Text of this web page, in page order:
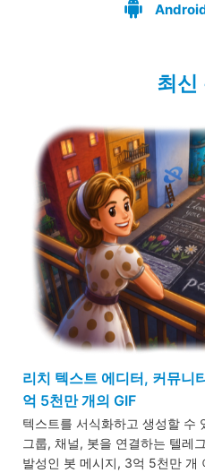
최신
리치 텍스트 에디터, 커뮤니
억 5천만 개의 GIF
텍스트를 서식화하고 생성할 수
그룹, 채널, 봇을 연결하는 텔레
발성인 봇 메시지, 3억 5천만 개